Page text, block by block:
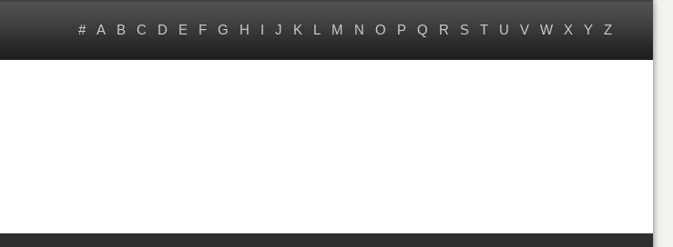
# A B C D E F G H I J K L M N O P Q R S T U V W X Y Z